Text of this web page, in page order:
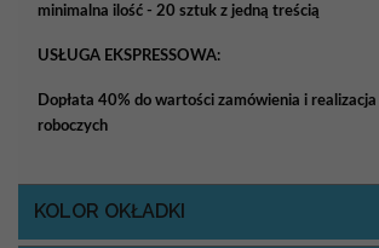
minimalna ilość - 20 sztuk z jedną treścią
USŁUGA EKSPRESSOWA:
Dopłata 40% do wartości zamówienia i
roboczych
KOLOR OKŁADKI